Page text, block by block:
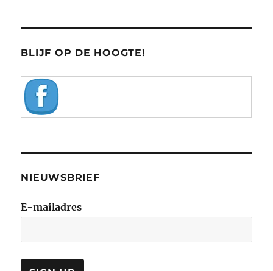
BLIJF OP DE HOOGTE!
NIEUWSBRIEF
E-mailadres